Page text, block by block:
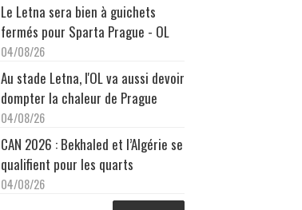
Le Letna sera bien à guichets
fermés pour Sparta Prague - OL
04/08/26
Au stade Letna, l'OL va aussi devoir
dompter la chaleur de Prague
04/08/26
CAN 2026 : Bekhaled et l’Algérie se
qualifient pour les quarts
04/08/26